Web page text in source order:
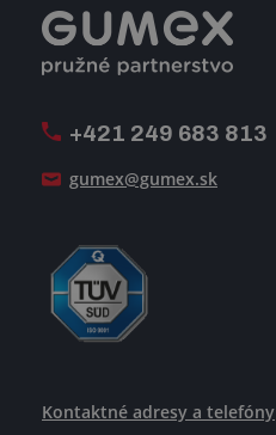
+421 249 683 813
gumex@gumex.sk
Kontaktné adresy a telefóny
Registrácia a spolupráca
Firemný časopis Géčko
Úpravy na mieru a montáže
Voľné pracovné miesta